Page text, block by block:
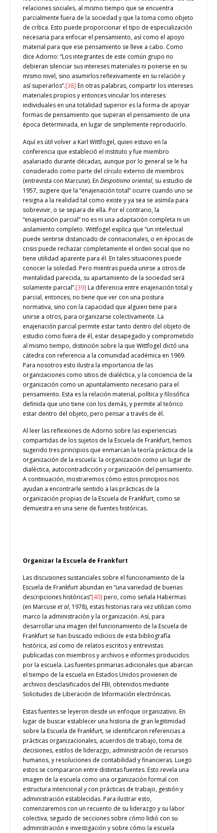
relaciones sociales, al mismo tiempo que se encuentra
parcialmente fuera de la sociedad y que la toma como objeto
de crítica. Esto puede proporcionar el tipo de especialización
necesaria para enfocar el pensamiento, así como el apoyo
material para que ese pensamiento se lleve a cabo. Como
dice Adorno: “Los integrantes de este común grupo no
debieran silenciar sus intereses materiales ni ponerse en su
mismo nivel, sino asumirlos reflexivamente en su relación y
así superarlos”.[38] En otras palabras, compartir los intereses
materiales propios y entonces vincular los intereses
individuales en una totalidad superior es la forma de apoyar
formas de pensamiento que superan el pensamiento de una
época determinada, en lugar de simplemente reproducirlo.
Aquí es útil volver a Karl Wittfogel, quien estuvo en la
conferencia que estableció el instituto y fue miembro
asalariado durante décadas, aunque por lo general se le ha
considerado como parte del círculo externo de miembros
(entrevista con Marcuse). EnDespotismo oriental, su estudio de
1957, sugiere que la “enajenación total” ocurre cuando uno se
resigna a la realidad tal como existe y ya sea se asimila para
sobrevivir, o se separa de ella. Por el contrario, la
“enajenación parcial” no es ni una adaptación completa ni un
aislamiento completo. Wittfogel explica que “un intelectual
puede sentirse distanciado de connacionales, o en épocas de
crisis puede rechazar completamente el orden social que no
tiene utilidad aparente para él. En tales situaciones puede
conocer la soledad. Pero mientras pueda unirse a otros de
mentalidad parecida, su apartamiento de la sociedad será
solamente parcial”.[39] La diferencia entre enajenación total y
parcial, entonces, no tiene que ver con una postura
normativa, sino con la capacidad que alguien tiene para
unirse a otros, para organizarse colectivamente. La
enajenación parcial permite estar tanto dentro del objeto de
estudio como fuera de él, estar desapegado y comprometido
al mismo tiempo, distinción sobre la que Wittfogel dictó una
cátedra con referencia a la comunidad académica en 1969.
Para nosotros esto ilustra la importancia de las
organizaciones como sitios de dialéctica, y la conciencia de la
organización como un apuntalamiento necesario para el
pensamiento. Esta es la relación material, política y filosófica
definida que uno tiene con los demás, y permite al teórico
estar dentro del objeto, pero pensar a través de él.
Al leer las reflexiones de Adorno sobre las experiencias
compartidas de los sujetos de la Escuela de Frankfurt, hemos
sugerido tres principios que enmarcan la teoría práctica de la
organización de la escuela: la organización como un lugar de
dialéctica, autocontradicción y organización del pensamiento.
A continuación, mostraremos cómo estos principios nos
ayudan a encontrarle sentido a las prácticas de la
organización propias de la Escuela de Frankfurt, como se
demuestra en una serie de fuentes históricas.
Organizar la Escuela de Frankfurt
Las discusiones sustanciales sobre el funcionamiento de la
Escuela de Frankfurt abundan en “una variedad de buenas
descripciones históricas”[40] pero, como señala Habermas
(en Marcuseet al, 1978), estas historias rara vez utilizan como
marco la administración y la organización. Así, para
desarrollar una imagen del funcionamiento de la Escuela de
Frankfurt se han buscado indicios de esta bibliografía
histórica, así como de relatos escritos y entrevistas
publicadas con miembros y archivos e informes producidos
por la escuela. Las fuentes primarias adicionales que abarcan
el tiempo de la escuela en Estados Unidos provienen de
archivos desclasificados del FBI, obtenidos mediante
Solicitudes de Liberación de Información electrónicas.
Estas fuentes se leyeron desde un enfoque organizativo. En
lugar de buscar establecer una historia de gran legitimidad
sobre la Escuela de Frankfurt, se identificaron referencias a
prácticas organizacionales, acuerdos de trabajo, toma de
decisiones, estilos de liderazgo, administración de recursos
humanos, y resoluciones de contabilidad y financieras. Luego
estos se compararon entre distintas fuentes. Esto revela una
imagen de la escuela como una organización formal con
estructura intencional y con prácticas de trabajo, gestión y
administración establecidas. Para ilustrar esto,
comenzaremos con un recuento de su liderazgo y su labor
colectiva, seguido de secciones sobre cómo lidió con su
administración e investigación y sobre cómo la escuela